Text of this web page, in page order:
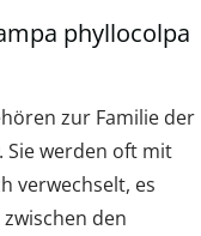
phyllocolpa
zur Familie der
. Sie werden oft mit
verwechselt, es
den